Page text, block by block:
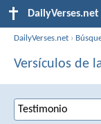
DailyVerses.net
DailyVerses.net ›
Versículos de